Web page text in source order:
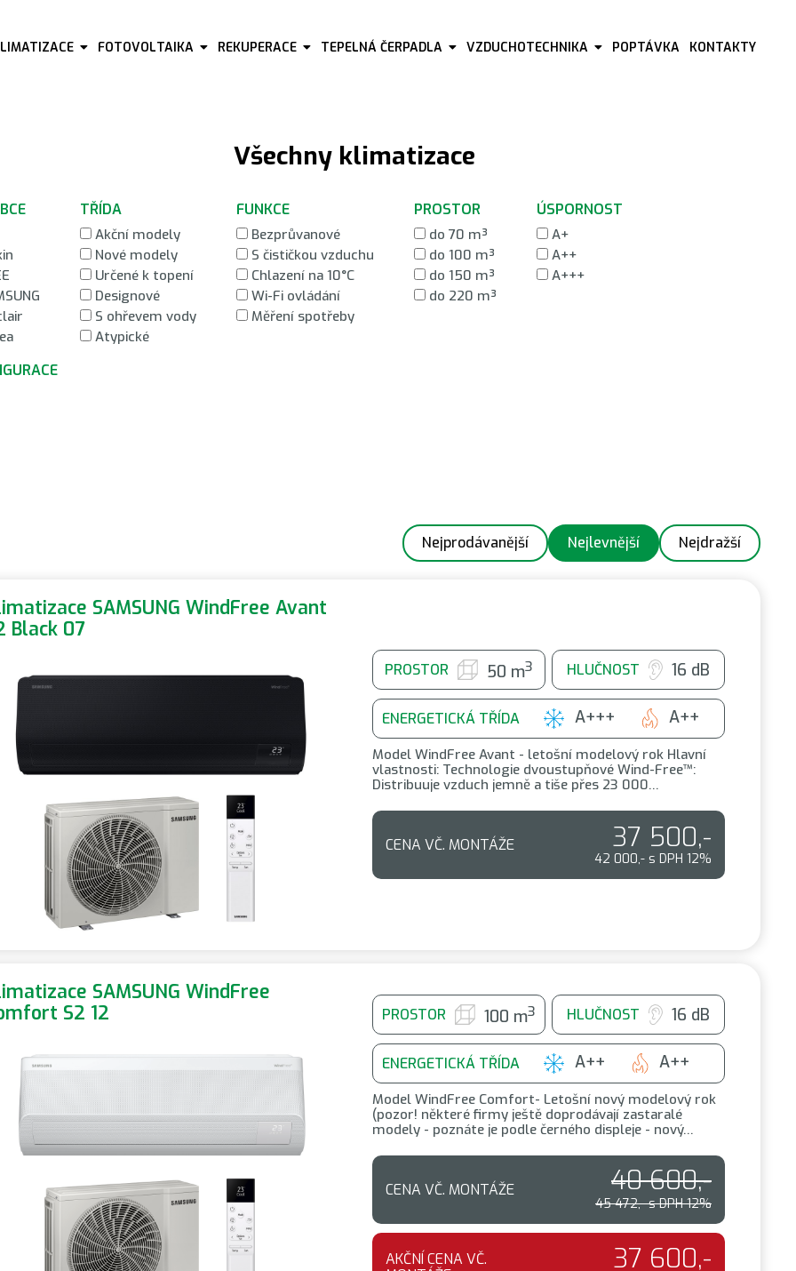
FOTOVOLTAIKA REKUPERACE TEPELNÁ ČERPADLA VZDUCHOTECHNIKA POPTÁVKA KONTAKTY
Všechny klimatizace
TŘÍDA
Akční modely
Nové modely
Určené k topení
Designové
S ohřevem vody
Atypické
FUNKCE
Bezprůvanové
S čističkou vzduchu
Chlazení na 10°C
Wi-Fi ovládání
Měření spotřeby
PROSTOR
do 70 m³
do 100 m³
do 150 m³
do 220 m³
ÚSPORNOST
A+
A++
A+++
Nejdražší
Nejlevnější
Nejprodávanější
SAMSUNG WindFree Avant
Black 07
PROSTOR 50 m3 HLUČNOST 16 dB
ENERGETICKÁ TŘÍDA A+++ A++
Model WindFree Avant - letošní modelový rok Hlavní
vlastnosti: Technologie dvoustupňové Wind-Free™:
Distribuuje vzduch jemně a tiše přes 23 000…
CENA VČ. MONTÁŽE 37 500,-
42 000,- s DPH 12%
SAMSUNG WindFree
S2 12
PROSTOR 100 m3 HLUČNOST 16 dB
ENERGETICKÁ TŘÍDA A++ A++
Model WindFree Comfort- Letošní nový modelový rok
(pozor! některé firmy ještě doprodávají zastaralé
modely - poznáte je podle černého displeje - nový…
CENA VČ. MONTÁŽE 40 600,-
45 472,- s DPH 12%
AKČNÍ CENA VČ.
37 600,-